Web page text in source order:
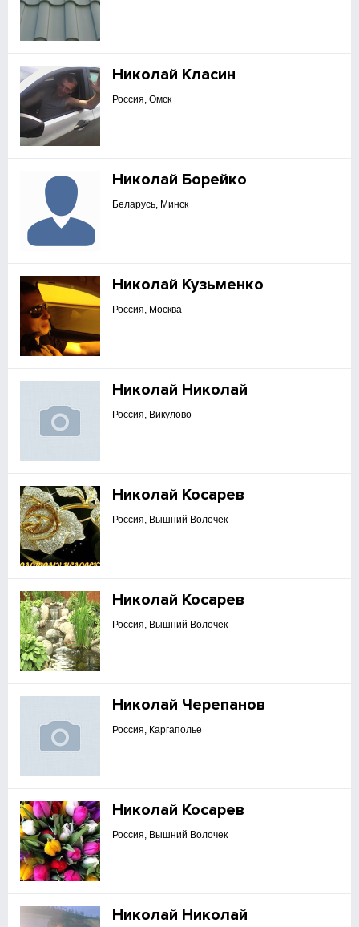
Николай Класин
Россия, Омск
Николай Борейко
Беларусь, Минск
Николай Кузьменко
Россия, Москва
Николай Николай
Россия, Викулово
Николай Косарев
Россия, Вышний Волочек
Николай Косарев
Россия, Вышний Волочек
Николай Черепанов
Россия, Каргаполье
Николай Косарев
Россия, Вышний Волочек
Николай Николай